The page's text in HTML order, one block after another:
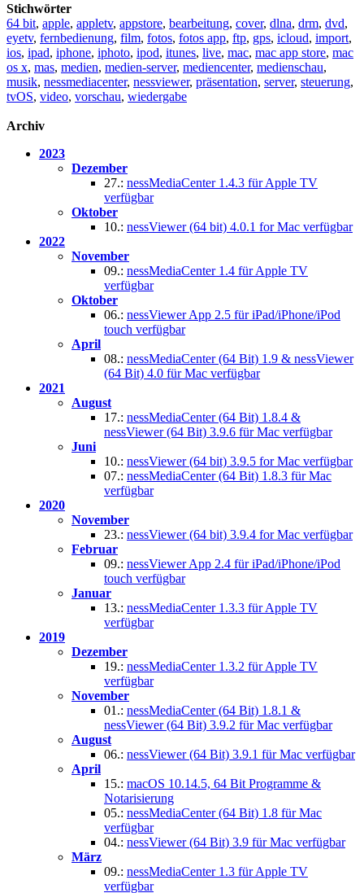
Stichwörter
64 bit, apple, appletv, appstore, bearbeitung, cover, dlna, drm, dvd,
eyetv, fernbedienung, film, fotos, fotos app, ftp, gps, icloud, import,
ios, ipad, iphone, iphoto, ipod, itunes, live, mac, mac app store, mac
os x, mas, medien, medien-server, mediencenter, medienschau,
musik, nessmediacenter, nessviewer, präsentation, server, steuerung,
tvOS, video, vorschau, wiedergabe
Archiv
2023
Dezember
27.: nessMediaCenter 1.4.3 für Apple TV
verfügbar
Oktober
10.: nessViewer (64 bit) 4.0.1 for Mac verfügbar
2022
November
09.: nessMediaCenter 1.4 für Apple TV
verfügbar
Oktober
06.: nessViewer App 2.5 für iPad/iPhone/iPod
touch verfügbar
April
08.: nessMediaCenter (64 Bit) 1.9 & nessViewer
(64 Bit) 4.0 für Mac verfügbar
2021
August
17.: nessMediaCenter (64 Bit) 1.8.4 &
nessViewer (64 Bit) 3.9.6 für Mac verfügbar
Juni
10.: nessViewer (64 bit) 3.9.5 for Mac verfügbar
07.: nessMediaCenter (64 Bit) 1.8.3 für Mac
verfügbar
2020
November
23.: nessViewer (64 bit) 3.9.4 for Mac verfügbar
Februar
09.: nessViewer App 2.4 für iPad/iPhone/iPod
touch verfügbar
Januar
13.: nessMediaCenter 1.3.3 für Apple TV
verfügbar
2019
Dezember
19.: nessMediaCenter 1.3.2 für Apple TV
verfügbar
November
01.: nessMediaCenter (64 Bit) 1.8.1 &
nessViewer (64 Bit) 3.9.2 für Mac verfügbar
August
06.: nessViewer (64 Bit) 3.9.1 für Mac verfügbar
April
15.: macOS 10.14.5, 64 Bit Programme &
Notarisierung
05.: nessMediaCenter (64 Bit) 1.8 für Mac
verfügbar
04.: nessViewer (64 Bit) 3.9 für Mac verfügbar
März
09.: nessMediaCenter 1.3 für Apple TV
verfügbar